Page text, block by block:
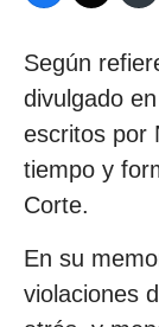
Según
divulgado
escritos por
tiempo y
Corte.
En su
violaciones